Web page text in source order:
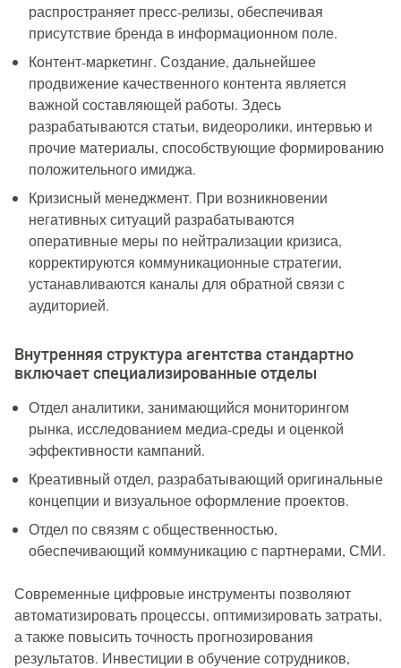
распространяет пресс-релизы, обеспечивая
присутствие бренда в информационном поле.
Контент-маркетинг. Создание, дальнейшее
продвижение качественного контента является
важной составляющей работы. Здесь
разрабатываются статьи, видеоролики, интервью и
прочие материалы, способствующие формированию
положительного имиджа.
Кризисный менеджмент. При возникновении
негативных ситуаций разрабатываются
оперативные меры по нейтрализации кризиса,
корректируются коммуникационные стратегии,
устанавливаются каналы для обратной связи с
аудиторией.
Внутренняя структура агентства стандартно
включает специализированные отделы
Отдел аналитики, занимающийся мониторингом
рынка, исследованием медиа-среды и оценкой
эффективности кампаний.
Креативный отдел, разрабатывающий оригинальные
концепции и визуальное оформление проектов.
Отдел по связям с общественностью,
обеспечивающий коммуникацию с партнерами, СМИ.
Современные цифровые инструменты позволяют
автоматизировать процессы, оптимизировать затраты,
а также повысить точность прогнозирования
результатов. Инвестиции в обучение сотрудников,